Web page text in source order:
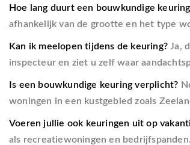
Hoe lang duurt een bouwkundige
afhankelijk van de grootte en het type
Kan ik meelopen tijdens de keuring? Ja,
inspecteur en ziet u zelf waar
Is een bouwkundige keuring verplicht?
woningen in een kustgebied zoals
Voeren jullie ook keuringen uit op
als recreatiewoningen en bedrijfspanden.